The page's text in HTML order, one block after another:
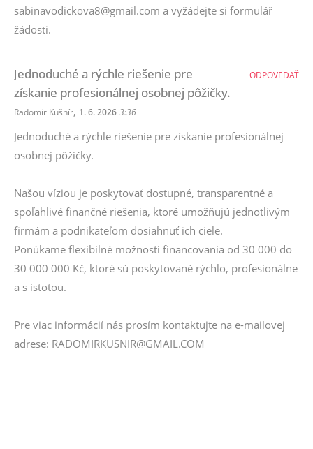
sabinavodickova8@gmail.com a vyžádejte si formulář
žádosti.
Jednoduché a rýchle riešenie pre
získanie profesionálnej osobnej pôžičky.
Radomir Kušnír, 1. 6. 2026 3:36
Jednoduché a rýchle riešenie pre získanie profesionálnej
osobnej pôžičky.
Našou víziou je poskytovať dostupné, transparentné a
spoľahlivé finančné riešenia, ktoré umožňujú jednotlivým
firmám a podnikateľom dosiahnuť ich ciele.
Ponúkame flexibilné možnosti financovania od 30 000 do
30 000 000 Kč, ktoré sú poskytované rýchlo, profesionálne
a s istotou.
Pre viac informácií nás prosím kontaktujte na e-mailovej
adrese: RADOMIRKUSNIR@GMAIL.COM
ODPOVEDAŤ